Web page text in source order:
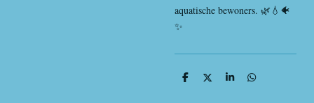
aquatische bewoners. 🌿💧🐠
✨
D
D
S
D